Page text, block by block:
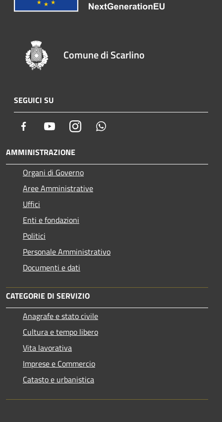
Comune di Scarlino
SEGUICI SU
Facebook YoutubeInstagram
AMMINISTRAZIONE
Organi di Governo
Aree Amministrative
Uffici
Enti e fondazioni
Politici
Personale Amministrativo
Documenti e dati
CATEGORIE DI SERVIZIO
Anagrafe e stato civile
Cultura e tempo libero
Vita lavorativa
Imprese e Commercio
Catasto e urbanistica